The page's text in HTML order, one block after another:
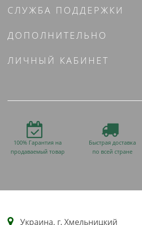
СЛУЖБА ПОДДЕРЖКИ
ДОПОЛНИТЕЛЬНО
ЛИЧНЫЙ КАБИНЕТ
100% Гарантия на
продаваемый товар
Быстрая доставка
по всей стране
Украина, г. Хмельницкий